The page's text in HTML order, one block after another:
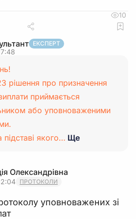
10
ЕКСПЕРТ
рішення про призначення
приймається
або уповноваженими
якого… Ще
Олександрівна
ПРОТОКОЛИ
уповноважених зі